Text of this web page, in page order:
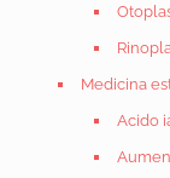
Medicina
Acido